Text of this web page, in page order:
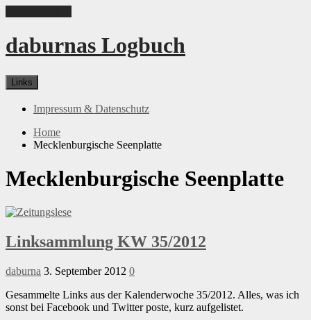
daburnas Logbuch
Links
Impressum & Datenschutz
Home
Mecklenburgische Seenplatte
Mecklenburgische Seenplatte
Linksammlung KW 35/2012
daburna 3. September 2012 0
Gesammelte Links aus der Kalenderwoche 35/2012. Alles, was ich
sonst bei Facebook und Twitter poste, kurz aufgelistet.